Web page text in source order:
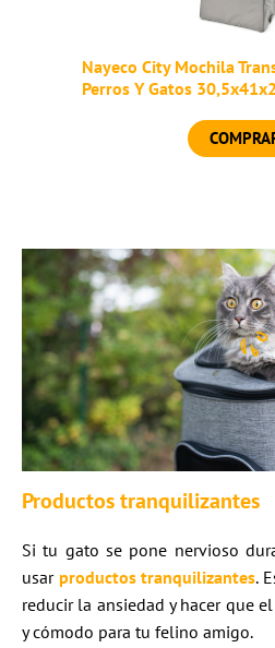
Nayeco City Mochila
Perros Y Gatos
Productos tranquilizantes
Si tu gato se pone nervioso
usar productos tranquilizantes.
reducir la ansiedad y hacer que
y cómodo para tu felino amigo.